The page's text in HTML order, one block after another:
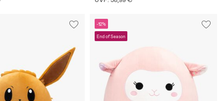
-12%
End of Season